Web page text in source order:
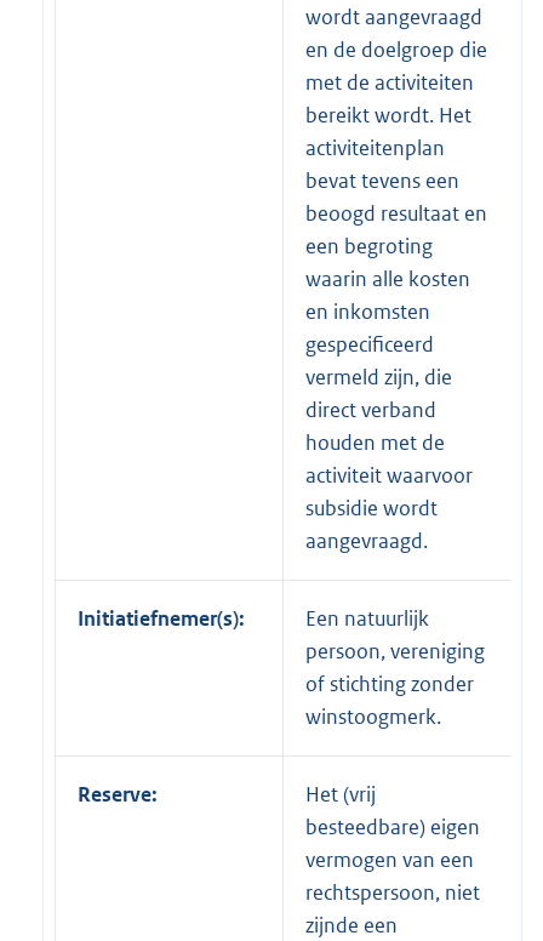
wordt aangevraagd
en de doelgroep die
met de activiteiten
bereikt wordt. Het
activiteitenplan
bevat tevens een
beoogd resultaat en
een begroting
waarin alle kosten
en inkomsten
gespecificeerd
vermeld zijn, die
direct verband
houden met de
activiteit waarvoor
subsidie wordt
aangevraagd.
Initiatiefnemer(s):
Een natuurlijk
persoon, vereniging
of stichting zonder
winstoogmerk.
Reserve:
Het (vrij
besteedbare) eigen
vermogen van een
rechtspersoon, niet
zijnde een